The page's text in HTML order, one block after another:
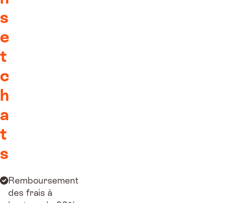
s
e
t
c
h
a
t
s
Remboursement
des frais à